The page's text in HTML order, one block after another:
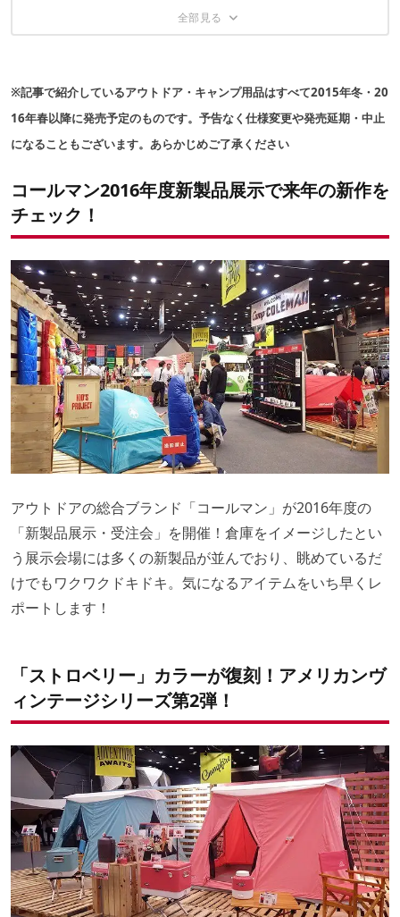
超軽量＆コンパクト収納！新作チェアがついにデビュー！
雰囲気のある暖色LEDランタンも仲間入り！
る！？
肉や魚に合わせて最適なブレンド済み！迷うことのないスモ
ークウッド＆チップ
待望のチャコスタ！スモーカーには温度計が付いた！
家族3人で仲良く眠れるビッグな寝袋
ガスバーナーの新モデルにも注目！
コーヒー好きに朗報！キャンプでもスタイリッシュにコーヒ
ーを！
キャンプ道具を整理整頓！コンテナタイプのバッグも続々！
来年はコールマン ジャパン40周年！
※記事で紹介しているアウトドア・キャンプ用品はすべて2015年冬・20
16年春以降に発売予定のものです。予告なく仕様変更や発売延期・中止
になることもございます。あらかじめご了承ください
コールマン2016年度新製品展示で来年の新作を
チェック！
アウトドアの総合ブランド「コールマン」が2016年度の
「新製品展示・受注会」を開催！倉庫をイメージしたとい
う展示会場には多くの新製品が並んでおり、眺めているだ
けでもワクワクドキドキ。気になるアイテムをいち早くレ
ポートします！
「ストロベリー」カラーが復刻！アメリカンヴ
ィンテージシリーズ第2弾！